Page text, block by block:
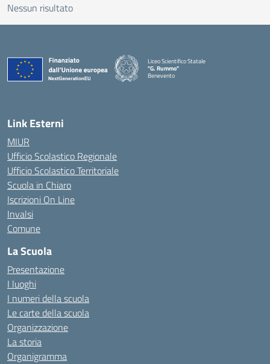
Nessun risultato
Liceo Scientifico Statale
"G. Rummo"
Benevento
Link Esterni
MIUR
Ufficio Scolastico Regionale
Ufficio Scolastico Territoriale
Scuola in Chiaro
Iscrizioni On Line
Invalsi
Comune
La Scuola
Presentazione
I luoghi
I numeri della scuola
Le carte della scuola
Organizzazione
La storia
Organigramma